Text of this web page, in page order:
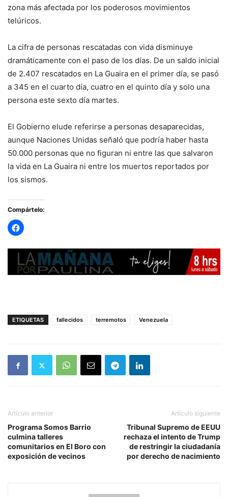
zona más afectada por los poderosos movimientos
telúricos.
La cifra de personas rescatadas con vida disminuye
dramáticamente con el paso de los días. De un saldo inicial
de 2.407 rescatados en La Guaira en el primer día, se pasó
a 345 en el cuarto día, cuatro en el quinto día y solo una
persona este sexto día martes.
El Gobierno elude referirse a personas desaparecidas,
aunque Naciones Unidas señaló que podría haber hasta
50.000 personas que no figuran ni entre las que salvaron
la vida en La Guaira ni entre los muertos reportados por
los sismos.
Compártelo:
ETIQUETAS fallecidos terremotos Venezuela
Artículo anterior
Programa Somos Barrio
culmina talleres
comunitarios en El Boro con
exposición de vecinos
Artículo siguiente
Tribunal Supremo de EEUU
rechaza el intento de Trump
de restringir la ciudadanía
por derecho de nacimiento